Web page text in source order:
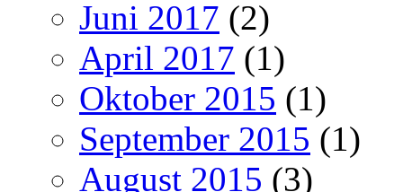
Juni 2017 (2)
April 2017 (1)
Oktober 2015 (1)
September 2015 (1)
August 2015 (3)